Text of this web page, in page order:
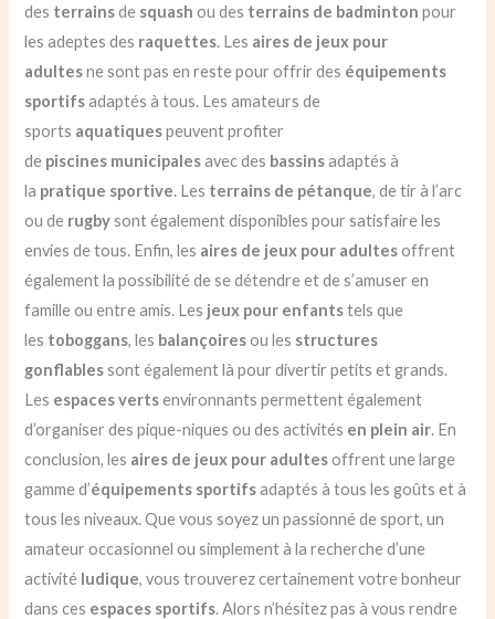
des terrainsde squash ou des terrains de badminton pour
les adeptes des raquettes. Les aires de jeux pour
adultesne sont pas en reste pour offrir des équipements
sportifsadaptés à tous. Les amateurs de
sports aquatiquespeuvent profiter
de piscines municipalesavec des bassinsadaptés à
la pratique sportive. Les terrains de pétanque, de tir à l’arc
ou de rugbysont également disponibles pour satisfaire les
envies de tous. Enfin, les aires de jeux pour adultesoffrent
également la possibilité de se détendre et de s’amuser en
famille ou entre amis. Les jeux pour enfantstels que
les toboggans, les balançoiresou les structures
gonflablessont également là pour divertir petits et grands.
Les espaces vertsenvironnants permettent également
d’organiser des pique-niques ou des activités en plein air. En
conclusion, les aires de jeux pour adultesoffrent une large
gamme d’équipements sportifsadaptés à tous les goûts et à
tous les niveaux. Que vous soyez un passionné de sport, un
amateur occasionnel ou simplement à la recherche d’une
activité ludique, vous trouverez certainement votre bonheur
dans ces espaces sportifs. Alors n’hésitez pas à vous rendre